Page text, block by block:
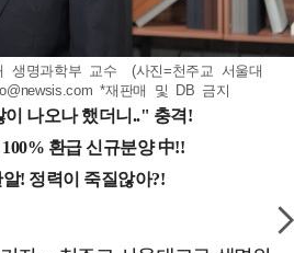
생명과학부 교수 (사진=천주교 서울대
*재판매 및 DB 금지